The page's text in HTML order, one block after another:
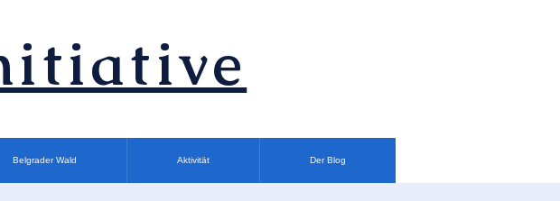
Belgrader Wald Aktivität Der Blog